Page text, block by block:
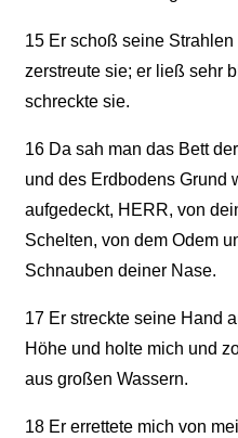
15Er schoß seine Strahlen
zerstreute sie; er ließ sehr
schreckte sie.
16Da sah man das Bett
und des Erdbodens Grund
aufgedeckt, HERR, von
Schelten, von dem Odem
Schnauben deiner Nase.
17Er streckte seine Hand
Höhe und holte mich und
aus großen Wassern.
18Er errettete mich von